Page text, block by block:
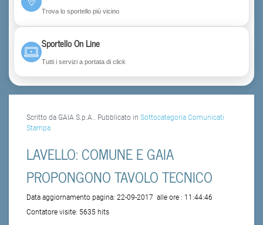
Trova lo sportello più vicino
Sportello On Line
Tutti i servizi a portata di click
Scritto da GAIA S.p.A.. Pubblicato in Sottocategoria Comunicati
Stampa
LAVELLO: COMUNE E GAIA
PROPONGONO TAVOLO TECNICO
Data aggiornamento pagina: 22-09-2017 alle ore : 11:44:46
Contatore visite: 5635 hits